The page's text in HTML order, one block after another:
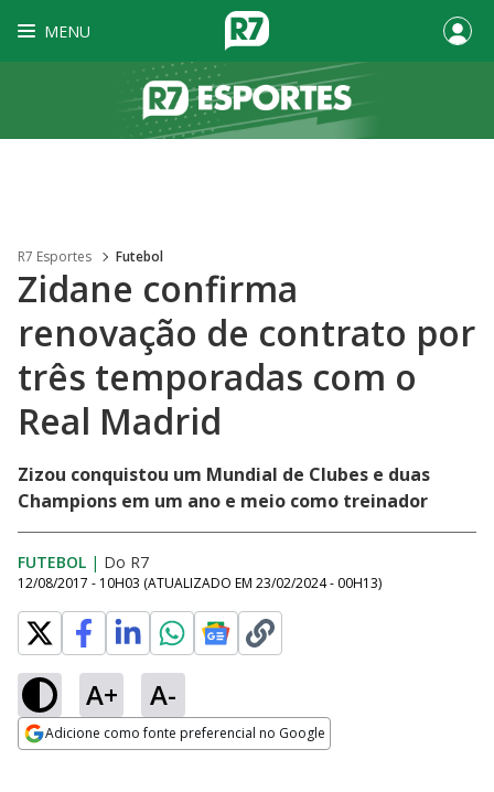
MENU
R7 Esportes Futebol
Zidane confirma
renovação de contrato por
três temporadas com o
Real Madrid
Zizou conquistou um Mundial de Clubes e duas
Champions em um ano e meio como treinador
FUTEBOL | Do R7
12/08/2017 - 10H03 (ATUALIZADO EM 23/02/2024 - 00H13)
A+ A-
Adicione como fonte preferencial no Google